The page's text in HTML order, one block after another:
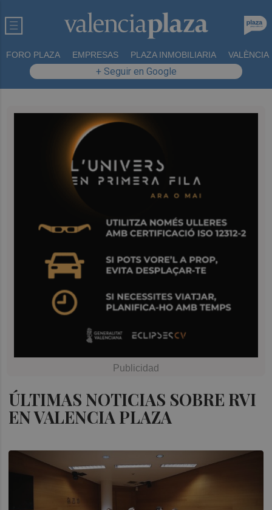
FORO PLAZA EMPRESAS PLAZA INMOBILIARIA VALÈNCIA
+ Seguir en Google
ÚLTIMAS NOTICIAS SOBRE RVI
EN VALENCIA PLAZA